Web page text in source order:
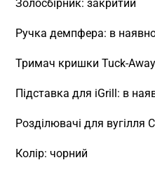
Золосбірник: закритий
Ручка демпфера: в
Тримач кришки Tuck-
Підставка для iGrill: в
Розділювачі для вугілля
Колір: чорний